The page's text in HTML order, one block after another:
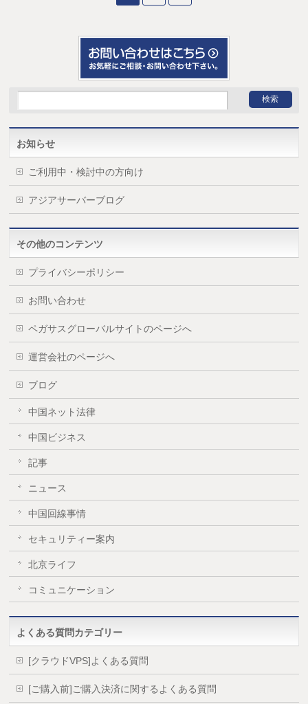
お知らせ
ご利用中・検討中の方向け
アジアサーバーブログ
その他のコンテンツ
プライバシーポリシー
お問い合わせ
ペガサスグローバルサイトのページへ
運営会社のページへ
ブログ
中国ネット法律
中国ビジネス
記事
ニュース
中国回線事情
セキュリティー案内
北京ライフ
コミュニケーション
よくある質問カテゴリー
[クラウドVPS]よくある質問
[ご購入前]ご購入決済に関するよくある質問